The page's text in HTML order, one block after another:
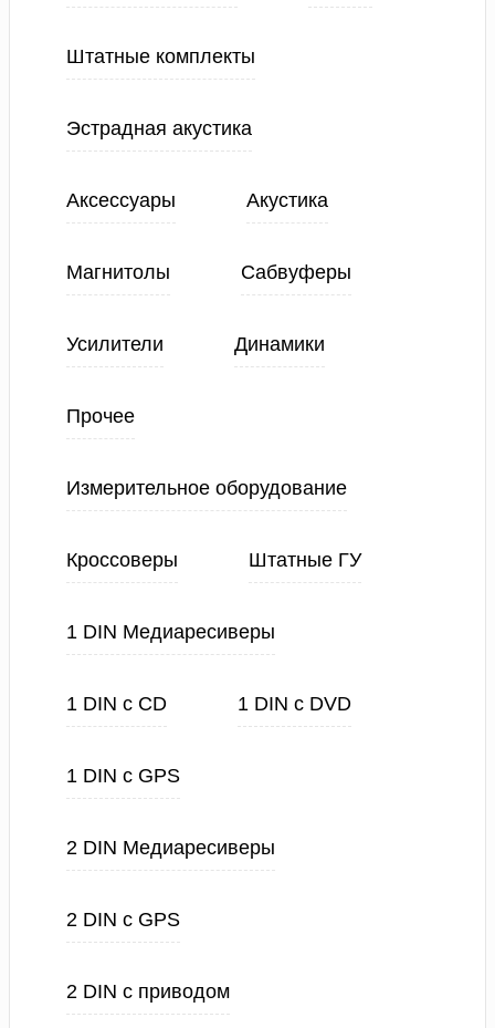
Штатные комплекты
Эстрадная акустика
Аксессуары Акустика
Магнитолы Сабвуферы
Усилители Динамики
Прочее
Измерительное оборудование
Кроссоверы Штатные ГУ
1 DIN Медиаресиверы
1 DIN с CD 1 DIN с DVD
1 DIN с GPS
2 DIN Медиаресиверы
2 DIN с GPS
2 DIN с приводом